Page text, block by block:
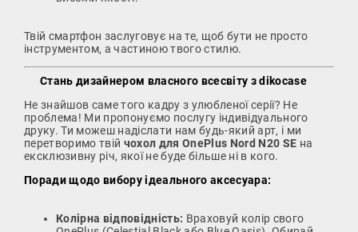
Твій смартфон заслуговує на те, щоб бути не просто
інструментом, а частиною твого стилю.
Стань дизайнером власного всесвіту з dikocase
Не знайшов саме того кадру з улюбленої серії? Не
проблема! Ми пропонуємо послугу індивідуального
друку. Ти можеш надіслати нам будь-який арт, і ми
перетворимо твій чохол для OnePlus Nord N20 SE на
ексклюзивну річ, якої не буде більше ні в кого.
Поради щодо вибору ідеального аксесуара:
Колірна відповідність: Враховуй колір свого